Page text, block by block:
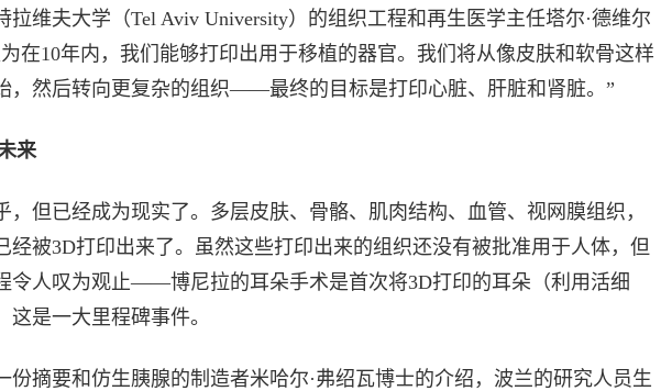
拉维夫大学（Tel Aviv University）的组织工程和再生医学主任塔尔·德维尔
在10年内，我们能够打印出用于移植的器官。我们将从像皮肤和软骨这样
，然后转向更复杂的组织——最终的目标是打印心脏、肝脏和肾脏。”
来
，但已经成为现实了。多层皮肤、骨骼、肌肉结构、血管、视网膜组织，
经被3D打印出来了。虽然这些打印出来的组织还没有被批准用于人体，但
令人叹为观止——博尼拉的耳朵手术是首次将3D打印的耳朵（利用活细
这是一大里程碑事件。
份摘要和仿生胰腺的制造者米哈尔·弗绍瓦博士的介绍，波兰的研究人员生